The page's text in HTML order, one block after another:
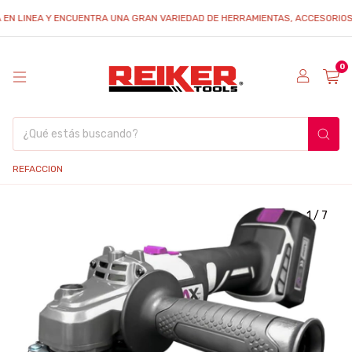
LINEA Y ENCUENTRA UNA GRAN VARIEDAD DE HERRAMIENTAS, ACCESORIOS
0
REFACCION
1/ 7